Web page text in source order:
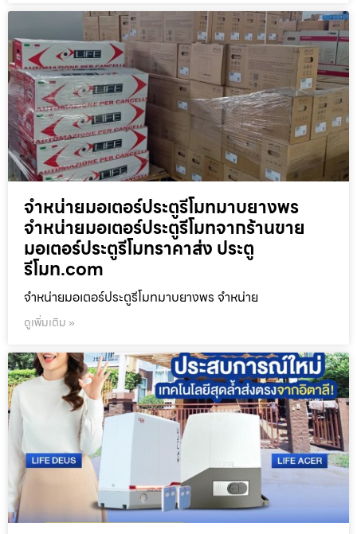
จำหน่ายมอเตอร์ประตูรีโมทมาบยางพร
จำหน่ายมอเตอร์ประตูรีโมทจากร้านขาย
มอเตอร์ประตูรีโมทราคาส่ง ประตู
รีโมท.com
จำหน่ายมอเตอร์ประตูรีโมทมาบยางพร จำหน่าย
ดูเพิ่มเติม »